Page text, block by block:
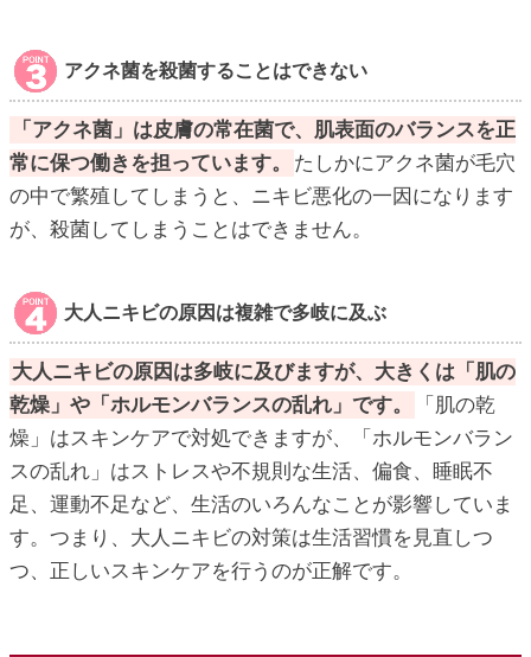
アクネ菌を殺菌することはできない
「アクネ菌」は皮膚の常在菌で、肌表面のバランスを正
常に保つ働きを担っています。
たしかにアクネ菌が毛穴
の中で繁殖してしまうと、ニキビ悪化の一因になります
が、殺菌してしまうことはできません。
大人ニキビの原因は複雑で多岐に及ぶ
大人ニキビの原因は多岐に及びますが、大きくは「肌の
乾燥」や「ホルモンバランスの乱れ」です。
「肌の乾
燥」はスキンケアで対処できますが、「ホルモンバラン
スの乱れ」はストレスや不規則な生活、偏食、睡眠不
足、運動不足など、生活のいろんなことが影響していま
す。つまり、大人ニキビの対策は生活習慣を見直しつ
つ、正しいスキンケアを行うのが正解です。